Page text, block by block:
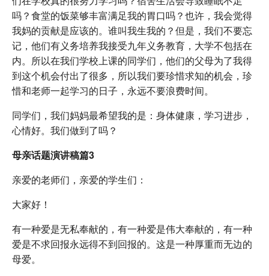
吗？食堂的饭菜够丰富满足我的胃口吗？也许，我会觉得
我妈的贡献是应该的。谁叫我生我的？但是，我们不要忘
记，他们有义务培养我接受九年义务教育，大学不包括在
内。所以在我们学校上课的同学们，他们的父母为了我得
到这个机会付出了很多，所以我们要珍惜求知的机会，珍
惜和老师一起学习的日子，永远不要浪费时间。
同学们，我们妈妈最希望我的是：身体健康，学习进步，
心情好。我们做到了吗？
母亲话题演讲稿篇3
亲爱的老师们，亲爱的学生们：
大家好！
有一种爱是无私奉献的，有一种爱是伟大奉献的，有一种
爱是不求回报永远得不到回报的。这是一种厚重而无边的
母爱。